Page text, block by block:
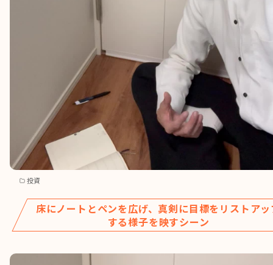
投資
床にノートとペンを広げ、真剣に目標をリストア
する様子を映すシーン